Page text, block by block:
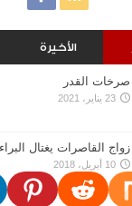
الأخيرة
صرخات القدر
23 يناير، 2021
زواج القاصرات يغتال
10 أبريل، 2018